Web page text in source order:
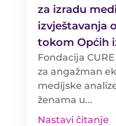
za izradu
izvještavanja
tokom Općih
Fondacija
za angažman
medijske
ženama u...
Nastavi čitanje